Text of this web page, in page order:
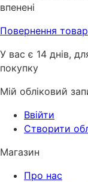
впенені
Повернення
У вас є 14 днів,
покупку
Мій обліковий
Ввійти
Створити
Магазин
Про нас